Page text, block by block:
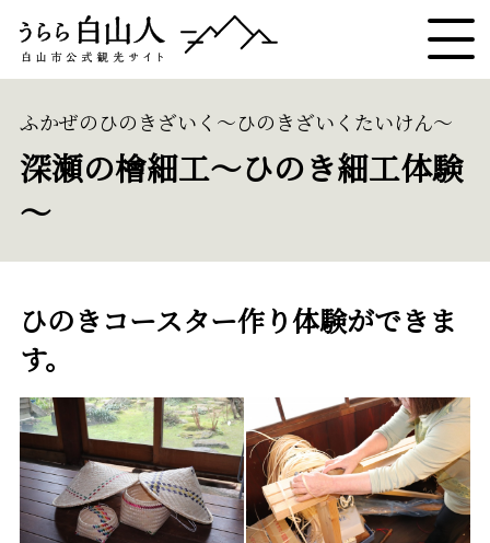
深瀬の檜細工～ひのき細工体験
～
ふかぜのひのきざいく～ひのきざいくたいけん～
ひのきコースター作り体験ができま
す。